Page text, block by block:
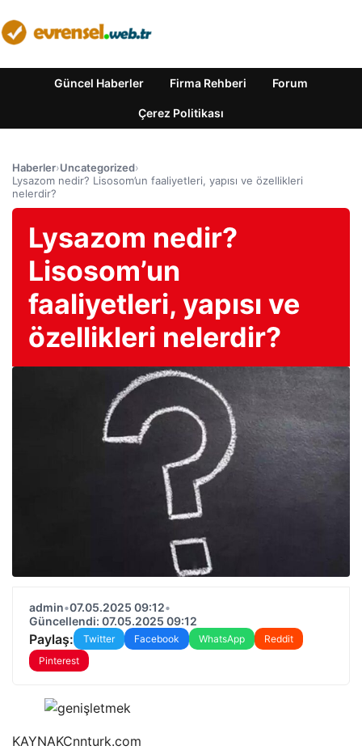
Güncel Haberler Firma Rehberi Forum
Çerez Politikası
Haberler›Uncategorized›
Lysazom nedir? Lisosom’un faaliyetleri, yapısı ve özellikleri
nelerdir?
Lysazom nedir?
Lisosom’un
faaliyetleri, yapısı ve
özellikleri nelerdir?
admin•07.05.2025 09:12•
Güncellendi: 07.05.2025 09:12
Paylaş: Twitter Facebook WhatsApp
Reddit
Pinterest
KAYNAKCnnturk.com